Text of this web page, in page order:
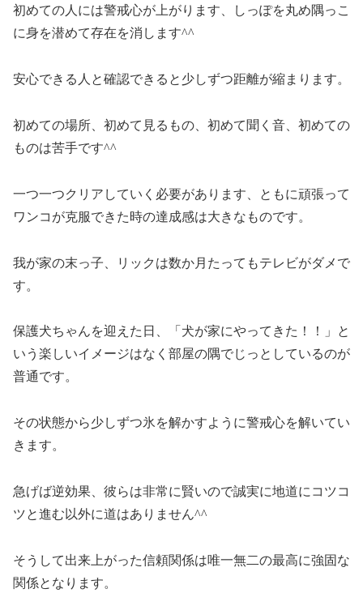
初めての人には警戒心が上がります、しっぽを丸め隅っこ
に身を潜めて存在を消します^^
安心できる人と確認できると少しずつ距離が縮まります。
初めての場所、初めて見るもの、初めて聞く音、初めての
ものは苦手です^^
一つ一つクリアしていく必要があります、ともに頑張って
ワンコが克服できた時の達成感は大きなものです。
我が家の末っ子、リックは数か月たってもテレビがダメで
す。
保護犬ちゃんを迎えた日、「犬が家にやってきた！！」と
いう楽しいイメージはなく部屋の隅でじっとしているのが
普通です。
その状態から少しずつ氷を解かすように警戒心を解いてい
きます。
急げば逆効果、彼らは非常に賢いので誠実に地道にコツコ
ツと進む以外に道はありません^^
そうして出来上がった信頼関係は唯一無二の最高に強固な
関係となります。